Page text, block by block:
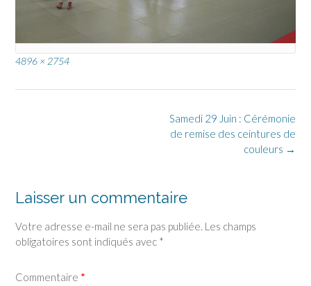
Full
4896 × 2754
Samedi 29 Juin : Cérémonie
de remise des ceintures de
couleurs →
Laisser un commentaire
Votre adresse e-mail ne sera pas publiée. Les champs
obligatoires sont indiqués avec *
Commentaire *